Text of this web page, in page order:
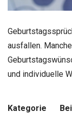
ausfallen.
und individuelle
Kategorie